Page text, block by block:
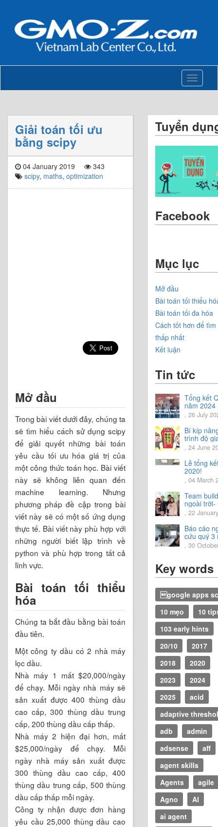
Toggle
Giải toán tối ưu
bằng scipy
04 January 2019
343
scipy, maths, optimization
Mở đầu
Trong bài viết dưới đây, chúng ta
sẽ tìm hiểu cách sử dụng scipy
để giải quyết những bài toán
yêu cầu tối ưu hóa giá trị của
một công thức toán học. Bài viết
này sẽ không liên quan đến
machine learning. Nhưng
phương pháp đề cập trong bài
viết này sẽ có một số ứng dụng
thực tế. Bài viết này phù hợp với
những người biết lập trình về
python và phù hợp trong tất cả
lĩnh vực.
Bài toán tối thiểu
hóa
Chúng ta bắt đầu bằng bài toán
đầu tiên.
Một công ty dầu có 2 nhà máy
lọc dầu.
Nhà máy 1 mất $20,000/ngày
để chạy. Mỗi ngày nhà máy sẽ
sản xuất được 400 thùng dầu
cao cấp, 300 thùng dầu trung
cấp, 200 thùng dầu cấp thấp.
Nhà máy 2 hiện đại hơn, mất
$25,000/ngày để chạy. Mỗi
ngày nhà máy sản xuất được
300 thùng dầu cao cấp, 400
thùng dầu trung cấp, 500 thùng
dầu cấp thấp mỗi ngày.
Công ty nhận được đơn hàng
yêu cầu 25,000 thùng dầu cao
Tuyển
Facebook
Mục lục
Mở đầu
Bài toán tối thiểu
Bài toán tối đa hóa
Cách tốt hơn để tìm
thấp nhất
Kết luận
Tin tức
Tổng kết
năm 2024
Chia sẻ
hướng
năm 2024
, 26 July
Bí kíp
trình độ
tiếng Nhật.
, 24 June
Lễ tổng
2020!
, 04 March
Team
ngoài trời-
trải
vời.
, 22
Báo cáo
cứu quý 3
2020
, 30
Key words
google apps
10 mẹo
10
103 early hints
20/10
2017
2018
2020
2023
2024
2025
acid
adaptive
adb
admin
adsense
aff
agent skills
Agents
agile
Agno
AI
ai agent